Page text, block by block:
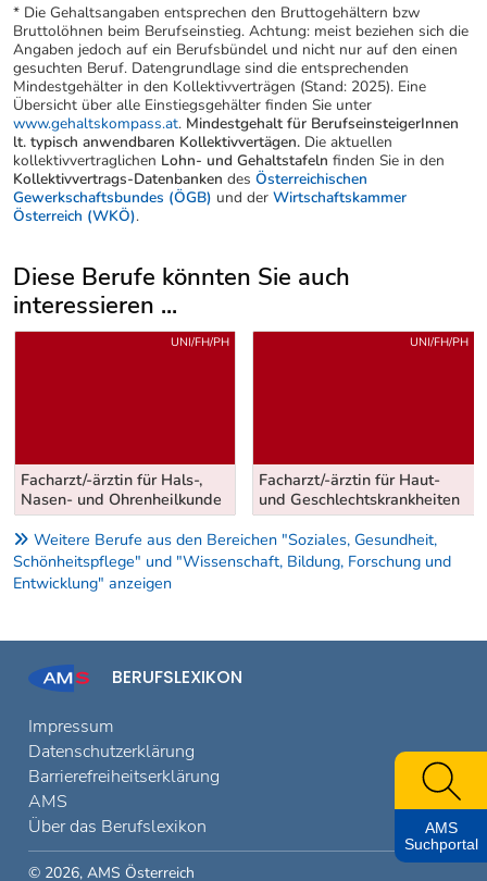
* Die Gehaltsangaben entsprechen den Bruttogehältern bzw
Bruttolöhnen beim Berufseinstieg. Achtung: meist beziehen sich die
Angaben jedoch auf ein Berufsbündel und nicht nur auf den einen
gesuchten Beruf. Datengrundlage sind die entsprechenden
Mindestgehälter in den Kollektivverträgen (Stand: 2025). Eine
Übersicht über alle Einstiegsgehälter finden Sie unter
www.gehaltskompass.at. Mindestgehalt für BerufseinsteigerInnen
lt. typisch anwendbaren Kollektivvertägen. Die aktuellen
kollektivvertraglichen Lohn- und Gehaltstafeln finden Sie in den
Kollektivvertrags-Datenbanken des Österreichischen
Gewerkschaftsbundes (ÖGB) und der Wirtschaftskammer
Österreich (WKÖ).
Diese Berufe könnten Sie auch
interessieren ...
Uber weitere Berufsvorschläge
Facharzt/-ärztin für Hals-,
Nasen- und Ohrenheilkunde
UNI/FH/PH
Facharzt/-ärztin für Haut-
und Geschlechtskrankheiten
UNI/FH/PH
Weitere Berufe aus den Bereichen "Soziales, Gesundheit,
Schönheitspflege" und "Wissenschaft, Bildung, Forschung und
Entwicklung" anzeigen
BERUFSLEXIKON
Impressum
Datenschutzerklärung
Barrierefreiheitserklärung
AMS
Über das Berufslexikon
© 2026, AMS Österreich
AMS
Suchportal